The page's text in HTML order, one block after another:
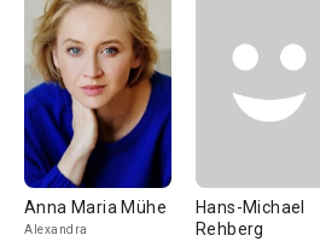
Anna Maria Mühe
Alexandra
Hans-Michael
Rehberg